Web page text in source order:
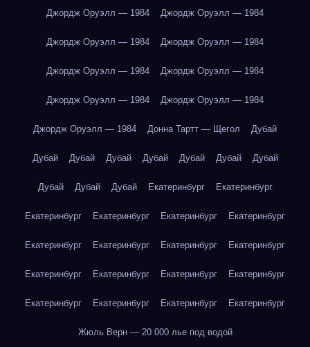
Джордж Оруэлл — 1984 Джордж Оруэлл — 1984
Джордж Оруэлл — 1984 Джордж Оруэлл — 1984
Джордж Оруэлл — 1984 Джордж Оруэлл — 1984
Джордж Оруэлл — 1984 Джордж Оруэлл — 1984
Джордж Оруэлл — 1984 Донна Тартт — Щегол Дубай
Дубай Дубай Дубай Дубай Дубай Дубай Дубай
Дубай Дубай Дубай Екатеринбург Екатеринбург
Екатеринбург Екатеринбург Екатеринбург Екатеринбург
Екатеринбург Екатеринбург Екатеринбург Екатеринбург
Екатеринбург Екатеринбург Екатеринбург Екатеринбург
Екатеринбург Екатеринбург Екатеринбург Екатеринбург
Жюль Верн — 20 000 лье под водой